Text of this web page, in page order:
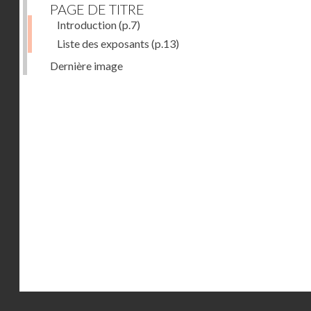
PAGE DE TITRE
Introduction(p.7)
Liste des exposants (p.13)
Dernière image